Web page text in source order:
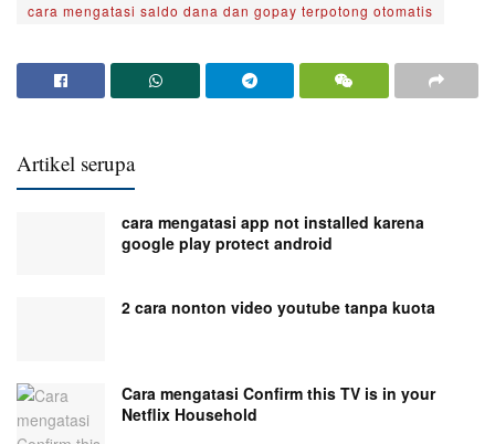
cara mengatasi saldo dana dan gopay terpotong otomatis
Artikel serupa
cara mengatasi app not installed karena
google play protect android
2 cara nonton video youtube tanpa kuota
Cara mengatasi Confirm this TV is in your
Netflix Household